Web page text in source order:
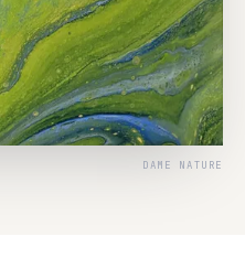
DAME NATURE